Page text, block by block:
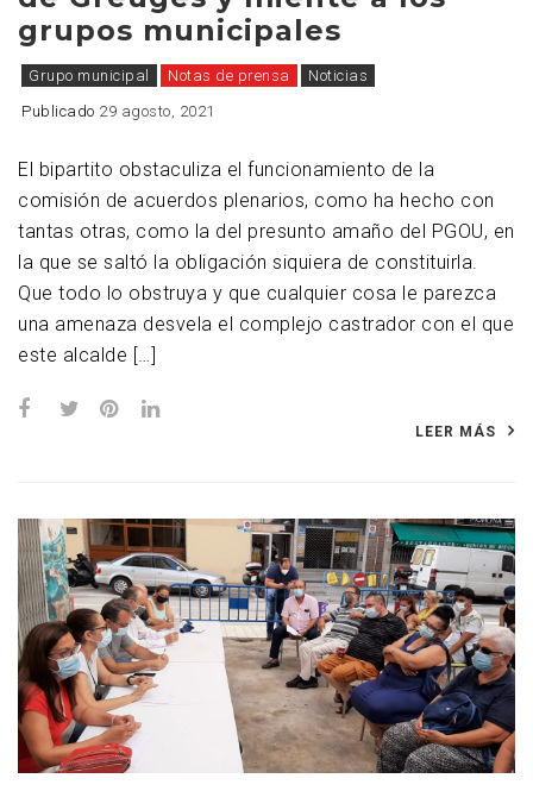
grupos municipales
Grupo municipal Notas de prensa
Noticias
Publicado 29 agosto, 2021
El bipartito obstaculiza el funcionamiento de la
comisión de acuerdos plenarios, como ha hecho con
tantas otras, como la del presunto amaño del PGOU, en
la que se saltó la obligación siquiera de constituirla.
Que todo lo obstruya y que cualquier cosa le parezca
una amenaza desvela el complejo castrador con el que
este alcalde […]
LEER MÁS